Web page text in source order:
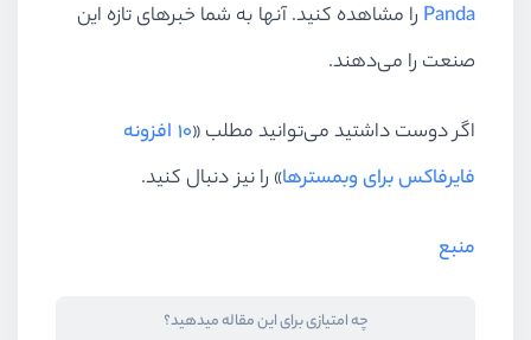
Panda را مشاهده کنید. آنها به شما خبرهای تازه این
صنعت را می‌دهند.
اگر دوست داشتید می‌توانید مطلب «
۱۰ افزونه
فایرفاکس برای وبمسترها» را نیز دنبال کنید.
منبع
چه امتیازی برای این مقاله میدهید؟